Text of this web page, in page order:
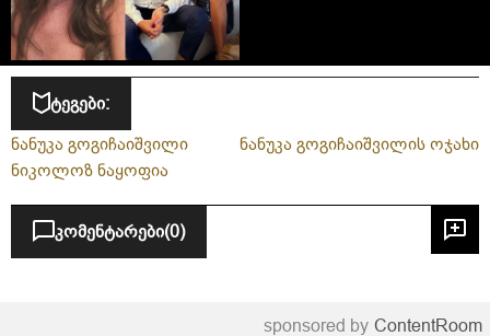
ტეგები:
ნანუკა გოგიჩაიშვილი
ნანუკა გოგიჩაიშვილის ოჯახი
ნიკოლოზ ნაყოფია
კომენტარები(0)
sponsored by ContentRoom